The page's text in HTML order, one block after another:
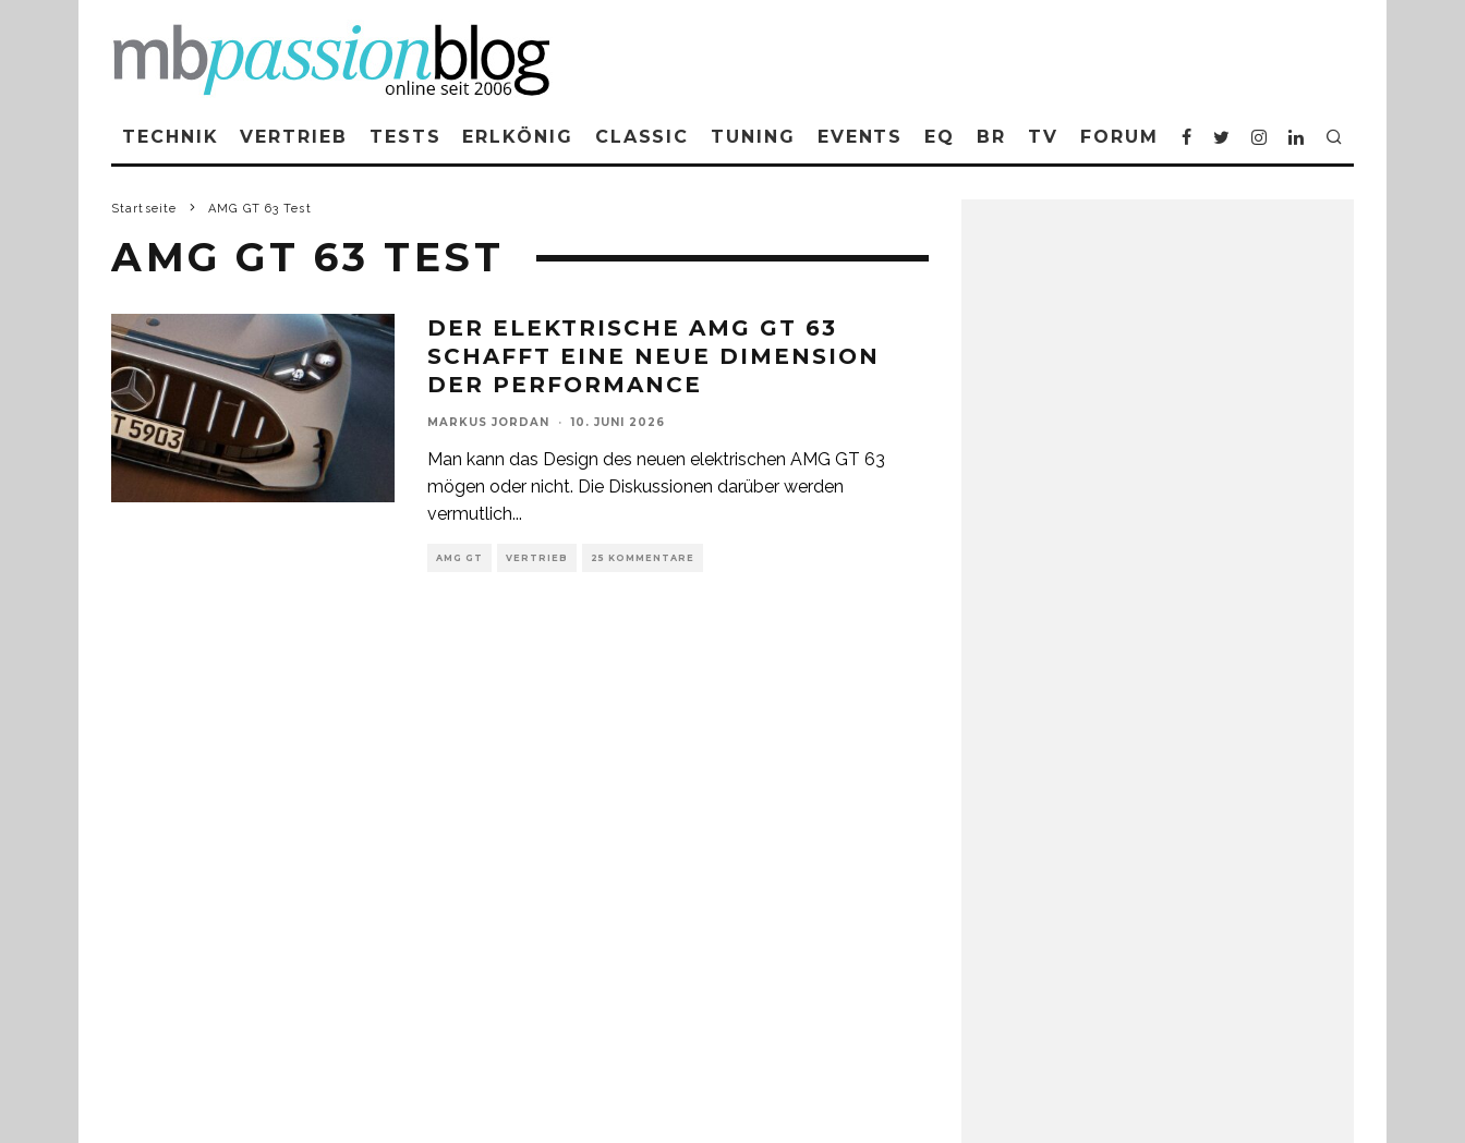
TECHNIK VERTRIEB TESTS ERLKÖNIG CLASSIC TUNING EVENTS EQ BR TV FORUM
Startseite AMG GT 63 Test
AMG GT 63 TEST
DER ELEKTRISCHE AMG GT 63
SCHAFFT EINE NEUE DIMENSION
DER PERFORMANCE
MARKUS JORDAN · 10. JUNI 2026
Man kann das Design des neuen elektrischen AMG GT 63
mögen oder nicht. Die Diskussionen darüber werden
vermutlich...
AMG GT VERTRIEB 25 KOMMENTARE